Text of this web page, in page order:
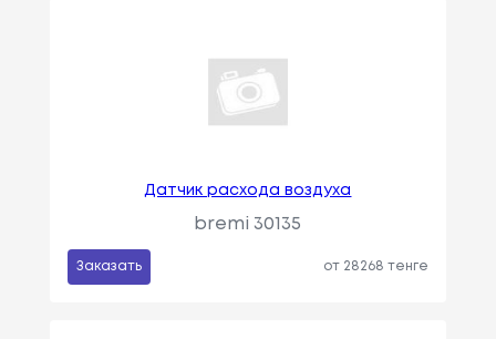
Датчик расхода воздуха
bremi 30135
Заказать от 28268 тенге